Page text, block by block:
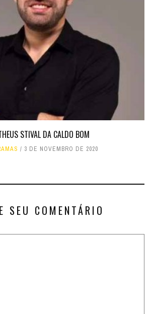
STIVAL DA CALDO BOM
3 DE NOVEMBRO DE 2020
SEU COMENTÁRIO